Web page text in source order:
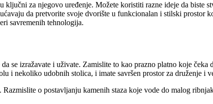
za njegovo uređenje. Možete koristiti razne ideje da biste
da pretvorite svoje dvorište u funkcionalan i stilski prostor
savremenih tehnologija.
se izražavate i uživate. Zamislite to kao prazno platno koje
i nekoliko udobnih stolica, i imate savršen prostor za druženje i
o postavljanju kamenih staza koje vode do malog